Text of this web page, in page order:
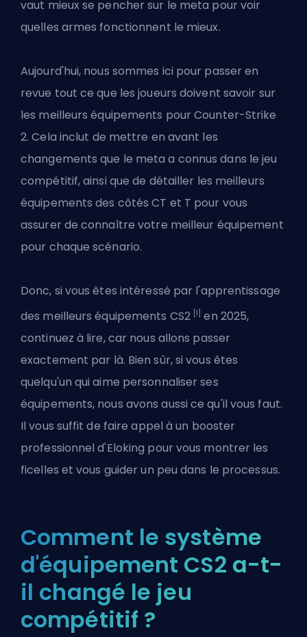
vaut mieux se pencher sur le meta pour voir
quelles armes fonctionnent le mieux.
Aujourd'hui, nous sommes ici pour passer en
revue tout ce que les joueurs doivent savoir sur
les meilleurs équipements pour Counter-Strike
2. Cela inclut de mettre en avant les
changements que le meta a connus dans le jeu
compétitif, ainsi que de détailler les meilleurs
équipements des côtés CT et T pour vous
assurer de connaître votre meilleur équipement
pour chaque scénario.
Donc, si vous êtes intéressé par l'apprentissage
des meilleurs équipements CS2 [1] en 2025,
continuez à lire, car nous allons passer
exactement par là. Bien sûr, si vous êtes
quelqu'un qui aime personnaliser ses
équipements, nous avons aussi ce qu'il vous faut.
Il vous suffit de faire appel à un booster
professionnel d'Eloking pour vous montrer les
ficelles et vous guider un peu dans le processus.
Comment le système
d'équipement CS2 a-t-
il changé le jeu
compétitif ?